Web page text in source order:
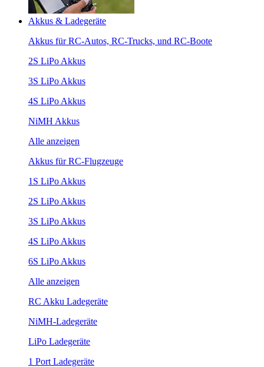
Akkus & Ladegeräte
Akkus für RC-Autos, RC-Trucks, und RC-Boote
2S LiPo Akkus
3S LiPo Akkus
4S LiPo Akkus
NiMH Akkus
Alle anzeigen
Akkus für RC-Flugzeuge
1S LiPo Akkus
2S LiPo Akkus
3S LiPo Akkus
4S LiPo Akkus
6S LiPo Akkus
Alle anzeigen
RC Akku Ladegeräte
NiMH-Ladegeräte
LiPo Ladegeräte
1 Port Ladegeräte